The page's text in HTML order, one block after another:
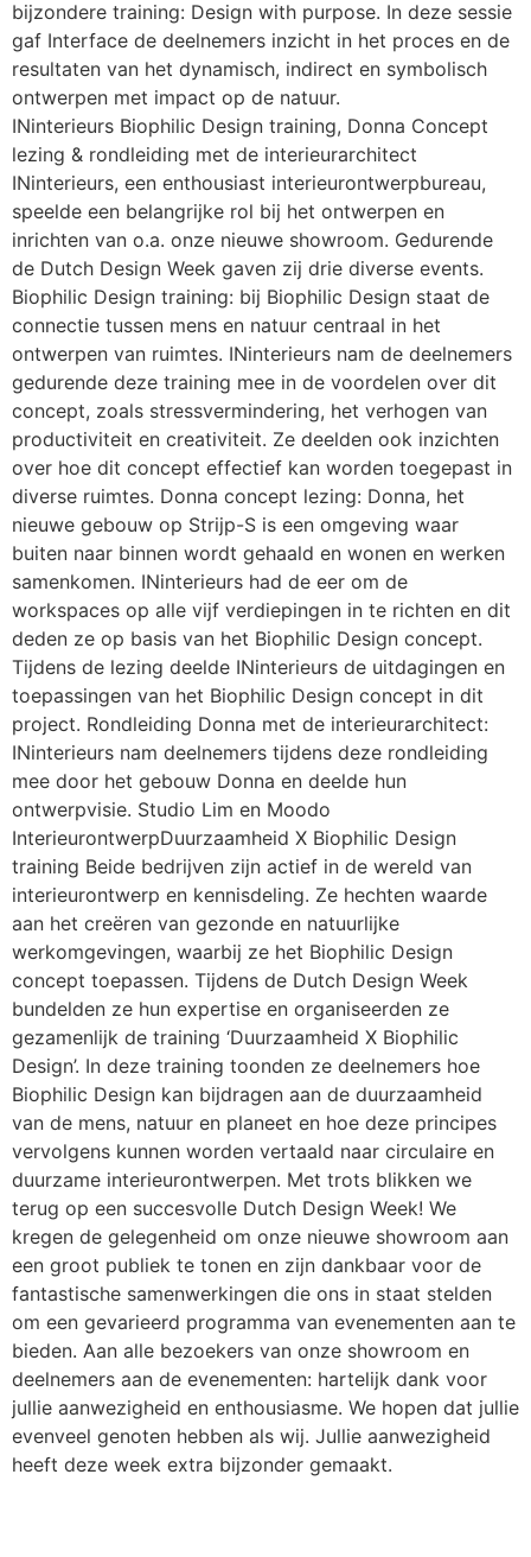
bijzondere training: Design with purpose. In deze sessie
gaf Interface de deelnemers inzicht in het proces en de
resultaten van het dynamisch, indirect en symbolisch
ontwerpen met impact op de natuur.
INinterieurs Biophilic Design training, Donna Concept
lezing & rondleiding met de interieurarchitect
INinterieurs, een enthousiast interieurontwerpbureau,
speelde een belangrijke rol bij het ontwerpen en
inrichten van o.a. onze nieuwe showroom. Gedurende
de Dutch Design Week gaven zij drie diverse events.
Biophilic Design training: bij Biophilic Design staat de
connectie tussen mens en natuur centraal in het
ontwerpen van ruimtes. INinterieurs nam de deelnemers
gedurende deze training mee in de voordelen over dit
concept, zoals stressvermindering, het verhogen van
productiviteit en creativiteit. Ze deelden ook inzichten
over hoe dit concept effectief kan worden toegepast in
diverse ruimtes. Donna concept lezing: Donna, het
nieuwe gebouw op Strijp-S is een omgeving waar
buiten naar binnen wordt gehaald en wonen en werken
samenkomen. INinterieurs had de eer om de
workspaces op alle vijf verdiepingen in te richten en dit
deden ze op basis van het Biophilic Design concept.
Tijdens de lezing deelde INinterieurs de uitdagingen en
toepassingen van het Biophilic Design concept in dit
project. Rondleiding Donna met de interieurarchitect:
INinterieurs nam deelnemers tijdens deze rondleiding
mee door het gebouw Donna en deelde hun
ontwerpvisie. Studio Lim en Moodo
InterieurontwerpDuurzaamheid X Biophilic Design
training Beide bedrijven zijn actief in de wereld van
interieurontwerp en kennisdeling. Ze hechten waarde
aan het creëren van gezonde en natuurlijke
werkomgevingen, waarbij ze het Biophilic Design
concept toepassen. Tijdens de Dutch Design Week
bundelden ze hun expertise en organiseerden ze
gezamenlijk de training ‘Duurzaamheid X Biophilic
Design’. In deze training toonden ze deelnemers hoe
Biophilic Design kan bijdragen aan de duurzaamheid
van de mens, natuur en planeet en hoe deze principes
vervolgens kunnen worden vertaald naar circulaire en
duurzame interieurontwerpen. Met trots blikken we
terug op een succesvolle Dutch Design Week! We
kregen de gelegenheid om onze nieuwe showroom aan
een groot publiek te tonen en zijn dankbaar voor de
fantastische samenwerkingen die ons in staat stelden
om een gevarieerd programma van evenementen aan te
bieden. Aan alle bezoekers van onze showroom en
deelnemers aan de evenementen: hartelijk dank voor
jullie aanwezigheid en enthousiasme. We hopen dat jullie
evenveel genoten hebben als wij. Jullie aanwezigheid
heeft deze week extra bijzonder gemaakt.